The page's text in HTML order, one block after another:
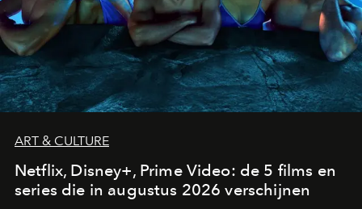
ART & CULTURE
Netflix, Disney+, Prime Video: de 5 films en
series die in augustus 2026 verschijnen